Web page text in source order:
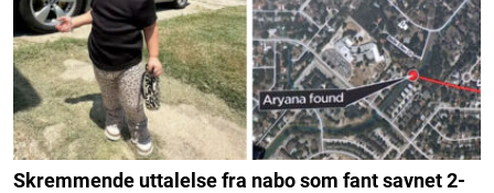
Skremmende uttalelse fra nabo som fant savnet 2-